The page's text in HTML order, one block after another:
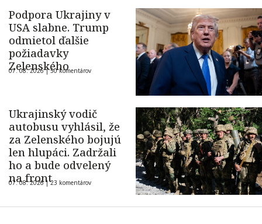
Podpora Ukrajiny v
USA slabne. Trump
odmietol ďalšie
požiadavky
Zelenského
07. 08. 2026 |50 komentárov
Ukrajinský vodič
autobusu vyhlásil, že
za Zelenského bojujú
len hlupáci. Zadržali
ho a bude odvelený
na front
07. 08. 2026 |23 komentárov